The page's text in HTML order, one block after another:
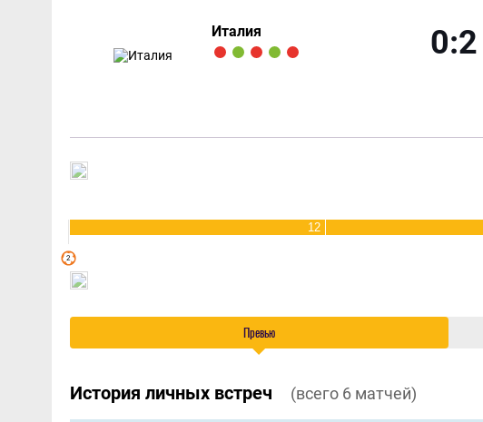
Италия 0:2
12
Превью
История личных встреч (всего 6 матчей)